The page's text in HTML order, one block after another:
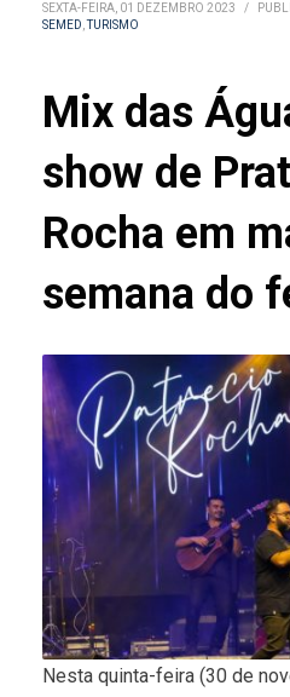
SEXTA-FEIRA, 01 DEZEMBRO 2023 /
SEMED,TURISMO
Mix das
show de
Rocha em
semana do
Nesta quinta-feira (30 de